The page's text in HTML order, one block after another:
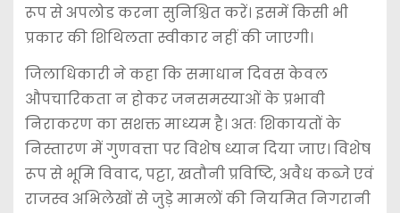
रूप से अपलोड करना सुनिश्चित करें। इसमें किसी भी
प्रकार की शिथिलता स्वीकार नहीं की जाएगी।
जिलाधिकारी ने कहा कि समाधान दिवस केवल
औपचारिकता न होकर जनसमस्याओं के प्रभावी
निराकरण का सशक्त माध्यम है। अतः शिकायतों के
निस्तारण में गुणवत्ता पर विशेष ध्यान दिया जाए। विशेष
रूप से भूमि विवाद, पट्टा, खतौनी प्रविष्टि, अवैध कब्जे एवं
राजस्व अभिलेखों से जुड़े मामलों की नियमित निगरानी